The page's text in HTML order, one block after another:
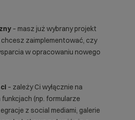
– masz już wybrany projekt
zaimplementować, czy
w opracowaniu nowego
– zależy Ci wyłącznie na
(np. formularze
z social mediami, galerie